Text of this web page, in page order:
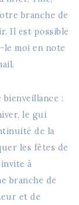
branche de
Il est possible
le moi en note
:
le gui
de la
les fêtes de
à
branche de
et de